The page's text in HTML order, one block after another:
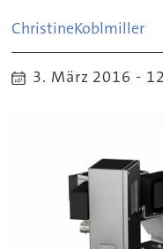
ChristineKoblmiller
3. März 2016 -